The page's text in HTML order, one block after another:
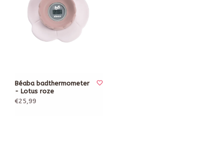
Béaba badthermometer
- Lotus roze
€25,99